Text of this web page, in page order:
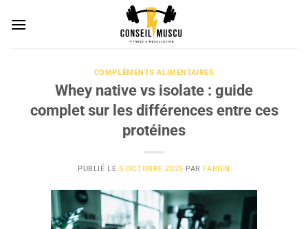
COMPLÉMENTS ALIMENTAIRES
Whey native vs isolate : guide
complet sur les différences entre ces
protéines
PUBLIÉ LE 5 OCTOBRE 2025 PAR FABIEN